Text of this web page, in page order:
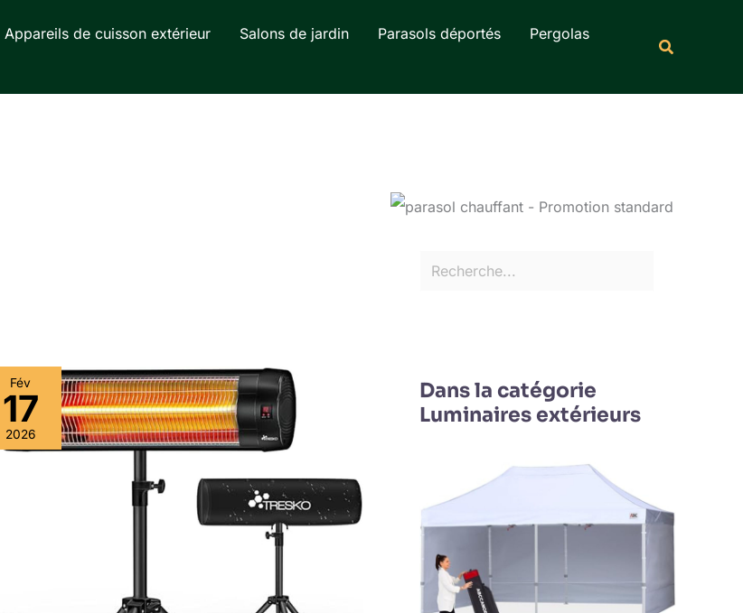
Appareils de cuisson extérieur Salons de jardin Parasols déportés
Pergolas
Fév
17
2026
Dans la catégorie
Luminaires extérieurs